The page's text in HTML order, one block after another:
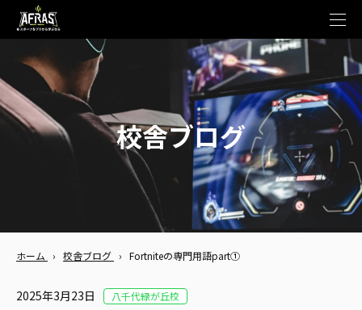
t
e
n
a
v
i
g
a
t
n
校舎ブログ
ホーム › 校舎ブログ › Fortniteの専門用語part①
2025年3月23日 八千代緑が丘校